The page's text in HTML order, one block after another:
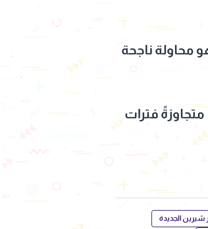
محاولة ناجحة
فترات
الجديدة